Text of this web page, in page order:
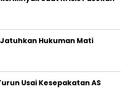
Hukuman Mati
Usai Kesepakatan AS